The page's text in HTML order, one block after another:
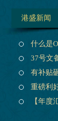
港盛新闻
什么是
37号文
有补贴
重磅利
【年